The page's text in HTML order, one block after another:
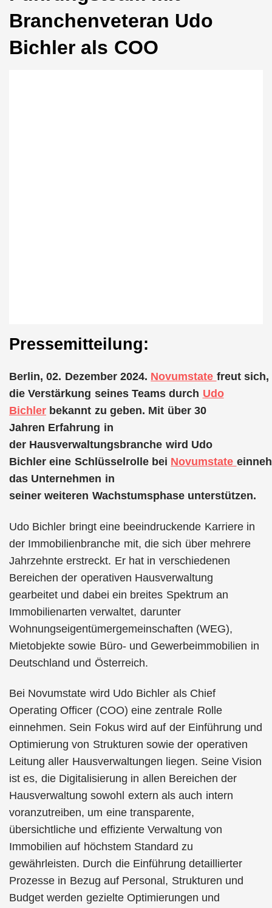
Branchenveteran Udo
Bichler als COO
Pressemitteilung:
Berlin, 02. Dezember 2024. Novumstate freut sich,
die Verstärkung seines Teams durch Udo
Bichler bekannt zu geben. Mit über 30
Jahren Erfahrung in
der Hausverwaltungsbranche wird Udo
Bichler eine Schlüsselrolle bei Novumstate
das Unternehmen in
seiner weiteren Wachstumsphase unterstützen.
Udo Bichler bringt eine beeindruckende Karriere in
der Immobilienbranche mit, die sich über mehrere
Jahrzehnte erstreckt. Er hat in verschiedenen
Bereichen der operativen Hausverwaltung
gearbeitet und dabei ein breites Spektrum an
Immobilienarten verwaltet, darunter
Wohnungseigentümergemeinschaften (WEG),
Mietobjekte sowie Büro- und Gewerbeimmobilien in
Deutschland und Österreich.
Bei Novumstate wird Udo Bichler als Chief
Operating Officer (COO) eine zentrale Rolle
einnehmen. Sein Fokus wird auf der Einführung und
Optimierung von Strukturen sowie der operativen
Leitung aller Hausverwaltungen liegen. Seine Vision
ist es, die Digitalisierung in allen Bereichen der
Hausverwaltung sowohl extern als auch intern
voranzutreiben, um eine transparente,
übersichtliche und effiziente Verwaltung von
Immobilien auf höchstem Standard zu
gewährleisten. Durch die Einführung detaillierter
Prozesse in Bezug auf Personal, Strukturen und
Budget werden gezielte Optimierungen und